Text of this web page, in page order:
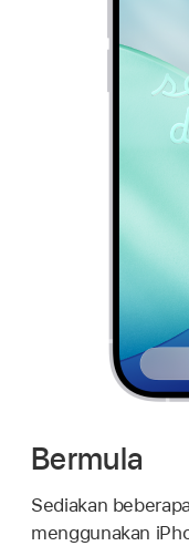
Bermula
Sediakan
menggunakan